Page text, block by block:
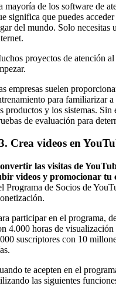
mayoría de los software de
significa que puedes
del mundo. Solo necesitas
proyectos de atención
empresas suelen
para familiarizar
productos y los sistemas. Sin
de evaluación para
Crea videos en
las visitas de
videos y promocionar tu
Programa de Socios de
participar en el programa,
4.000 horas de
suscriptores con 10
te acepten en el
las siguientes